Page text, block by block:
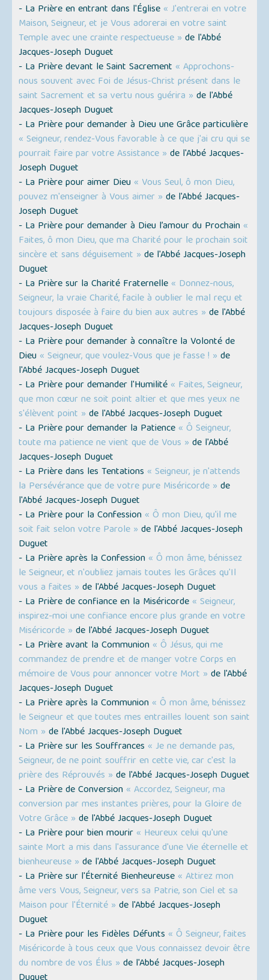
- La Prière en entrant dans l'Église « J'entrerai en votre
Maison, Seigneur, et je Vous adorerai en votre saint
Temple avec une crainte respectueuse » de l'Abbé
Jacques-Joseph Duguet
- La Prière devant le Saint Sacrement « Approchons-
nous souvent avec Foi de Jésus-Christ présent dans le
saint Sacrement et sa vertu nous guérira » de l'Abbé
Jacques-Joseph Duguet
- La Prière pour demander à Dieu une Grâce particulière
« Seigneur, rendez-Vous favorable à ce que j'ai cru qui se
pourrait faire par votre Assistance » de l'Abbé Jacques-
Joseph Duguet
- La Prière pour aimer Dieu « Vous Seul, ô mon Dieu,
pouvez m'enseigner à Vous aimer » de l'Abbé Jacques-
Joseph Duguet
- La Prière pour demander à Dieu l’amour du Prochain «
Faites, ô mon Dieu, que ma Charité pour le prochain soit
sincère et sans déguisement » de l'Abbé Jacques-Joseph
Duguet
- La Prière sur la Charité Fraternelle « Donnez-nous,
Seigneur, la vraie Charité, facile à oublier le mal reçu et
toujours disposée à faire du bien aux autres » de l'Abbé
Jacques-Joseph Duguet
- La Prière pour demander à connaître la Volonté de
Dieu « Seigneur, que voulez-Vous que je fasse ! » de
l'Abbé Jacques-Joseph Duguet
- La Prière pour demander l'Humilité « Faites, Seigneur,
que mon cœur ne soit point altier et que mes yeux ne
s'élèvent point » de l'Abbé Jacques-Joseph Duguet
- La Prière pour demander la Patience « Ô Seigneur,
toute ma patience ne vient que de Vous » de l'Abbé
Jacques-Joseph Duguet
- La Prière dans les Tentations « Seigneur, je n'attends
la Persévérance que de votre pure Miséricorde » de
l'Abbé Jacques-Joseph Duguet
- La Prière pour la Confession « Ô mon Dieu, qu'il me
soit fait selon votre Parole » de l'Abbé Jacques-Joseph
Duguet
- La Prière après la Confession « Ô mon âme, bénissez
le Seigneur, et n'oubliez jamais toutes les Grâces qu'Il
vous a faites » de l'Abbé Jacques-Joseph Duguet
- La Prière de confiance en la Miséricorde « Seigneur,
inspirez-moi une confiance encore plus grande en votre
Miséricorde » de l'Abbé Jacques-Joseph Duguet
- La Prière avant la Communion « Ô Jésus, qui me
commandez de prendre et de manger votre Corps en
mémoire de Vous pour annoncer votre Mort » de l'Abbé
Jacques-Joseph Duguet
- La Prière après la Communion « Ô mon âme, bénissez
le Seigneur et que toutes mes entrailles louent son saint
Nom » de l'Abbé Jacques-Joseph Duguet
- La Prière sur les Souffrances « Je ne demande pas,
Seigneur, de ne point souffrir en cette vie, car c'est la
prière des Réprouvés » de l'Abbé Jacques-Joseph Duguet
- La Prière de Conversion « Accordez, Seigneur, ma
conversion par mes instantes prières, pour la Gloire de
Votre Grâce » de l'Abbé Jacques-Joseph Duguet
- La Prière pour bien mourir « Heureux celui qu'une
sainte Mort a mis dans l'assurance d'une Vie éternelle et
bienheureuse » de l'Abbé Jacques-Joseph Duguet
- La Prière sur l'Éternité Bienheureuse « Attirez mon
âme vers Vous, Seigneur, vers sa Patrie, son Ciel et sa
Maison pour l'Éternité » de l'Abbé Jacques-Joseph
Duguet
- La Prière pour les Fidèles Défunts « Ô Seigneur, faites
Miséricorde à tous ceux que Vous connaissez devoir être
du nombre de vos Élus » de l'Abbé Jacques-Joseph